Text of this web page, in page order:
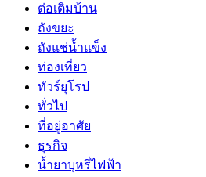
ต่อเติมบ้าน
ถังขยะ
ถังแช่น้ำแข็ง
ท่องเที่ยว
ทัวร์ยุโรป
ทั่วไป
ที่อยู่อาศัย
ธุรกิจ
น้ำยาบุหรี่ไฟฟ้า